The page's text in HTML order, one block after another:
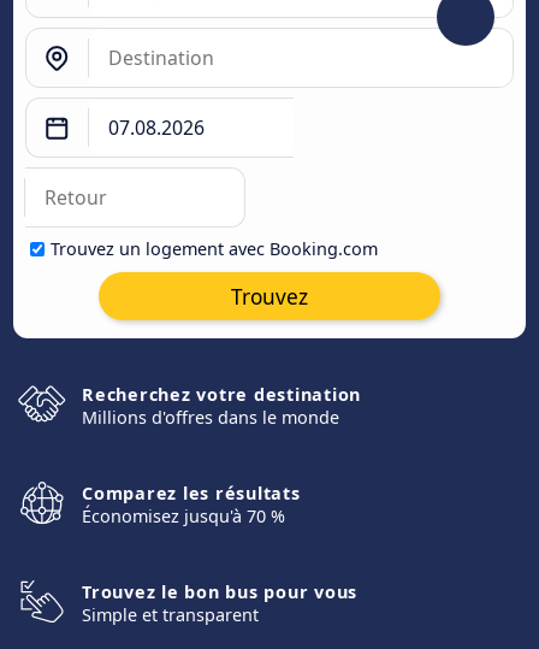
Trouvez un logement avec Booking.com
Trouvez
Recherchez votre destination
Millions d'offres dans le monde
Comparez les résultats
Économisez jusqu'à 70 %
Trouvez le bon bus pour vous
Simple et transparent